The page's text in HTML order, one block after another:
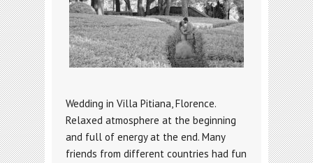
Wedding in Villa Pitiana, Florence.
Relaxed atmosphere at the beginning
and full of energy at the end. Many
friends from different countries had fun